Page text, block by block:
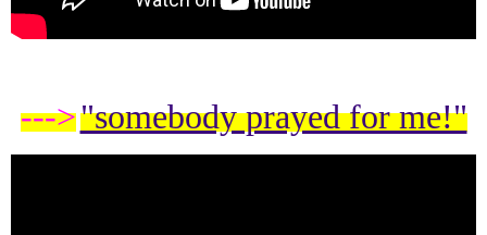
--->"somebody prayed for me!"